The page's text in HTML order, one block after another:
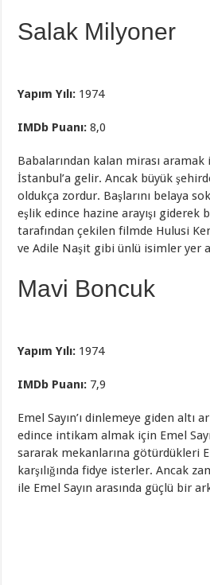
Salak Milyoner
Yapım Yılı: 1974
IMDb Puanı: 8,0
Babalarından kalan mirası
İstanbul’a gelir. Ancak büyük
oldukça zordur. Başlarını belaya
eşlik edince hazine arayışı giderek
tarafından çekilen filmde Hulusi
ve Adile Naşit gibi ünlü isimler yer
Mavi Boncuk
Yapım Yılı: 1974
IMDb Puanı: 7,9
Emel Sayın’ı dinlemeye giden altı
edince intikam almak için Emel
sararak mekanlarına götürdükleri
karşılığında fidye isterler. Ancak
ile Emel Sayın arasında güçlü bir